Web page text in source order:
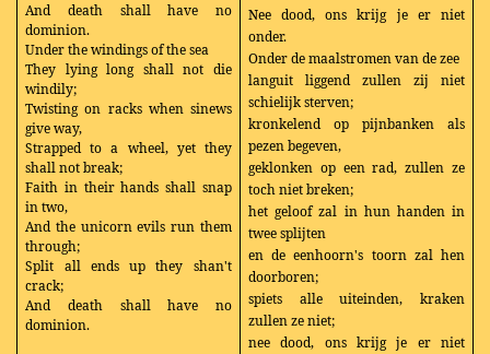
And death shall have no
dominion.
Under the windings of the sea
They lying long shall not die
windily;
Twisting on racks when sinews
give way,
Strapped to a wheel, yet they
shall not break;
Faith in their hands shall snap
in two,
And the unicorn evils run them
through;
Split all ends up they shan't
crack;
And death shall have no
dominion.
Nee dood, ons krijg je er niet
onder.
Onder de maalstromen van de zee
languit liggend zullen zij niet
schielijk sterven;
kronkelend op pijnbanken als
pezen begeven,
geklonken op een rad, zullen ze
toch niet breken;
het geloof zal in hun handen in
twee splijten
en de eenhoorn's toorn zal hen
doorboren;
spiets alle uiteinden, kraken
zullen ze niet;
nee dood, ons krijg je er niet